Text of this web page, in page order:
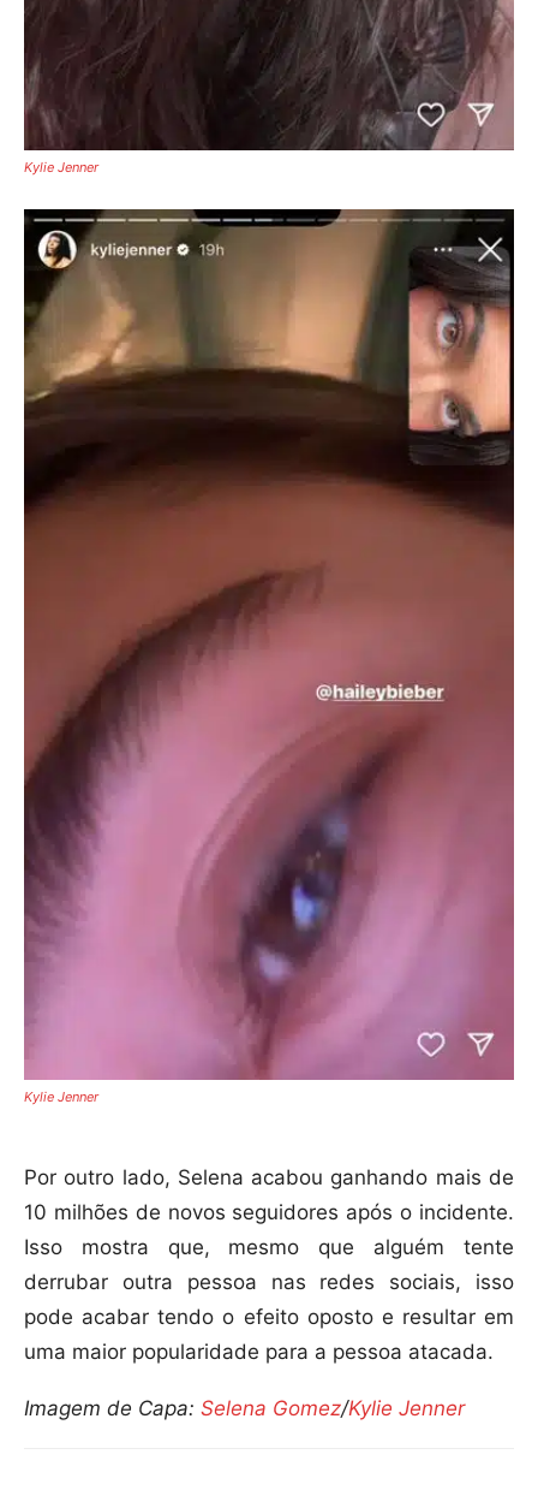
Kylie Jenner
Kylie Jenner
Por outro lado, Selena acabou ganhando mais de
10 milhões de novos seguidores após o incidente.
Isso mostra que, mesmo que alguém tente
derrubar outra pessoa nas redes sociais, isso
pode acabar tendo o efeito oposto e resultar em
uma maior popularidade para a pessoa atacada.
Imagem de Capa: Selena Gomez/Kylie Jenner